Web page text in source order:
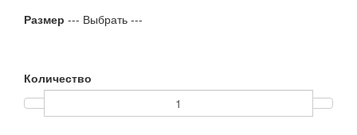
Размер --- Выбрать ---
Количество